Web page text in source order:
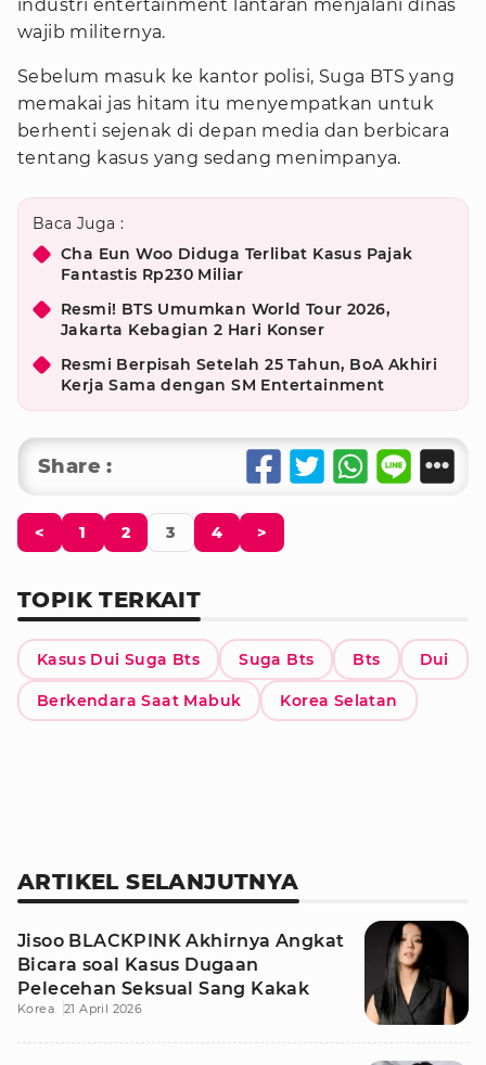
industri entertainment lantaran menjalani dinas
wajib militernya.
Sebelum masuk ke kantor polisi, Suga BTS yang
memakai jas hitam itu menyempatkan untuk
berhenti sejenak di depan media dan berbicara
tentang kasus yang sedang menimpanya.
Baca Juga :
Cha Eun Woo Diduga Terlibat Kasus Pajak
Fantastis Rp230 Miliar
Resmi! BTS Umumkan World Tour 2026,
Jakarta Kebagian 2 Hari Konser
Resmi Berpisah Setelah 25 Tahun, BoA Akhiri
Kerja Sama dengan SM Entertainment
Share :
< 1 2 3 4 >
TOPIK TERKAIT
Kasus Dui Suga Bts Suga Bts Bts Dui
Berkendara Saat Mabuk Korea Selatan
ARTIKEL SELANJUTNYA
Jisoo BLACKPINK Akhirnya Angkat
Bicara soal Kasus Dugaan
Pelecehan Seksual Sang Kakak
Korea 21 April 2026